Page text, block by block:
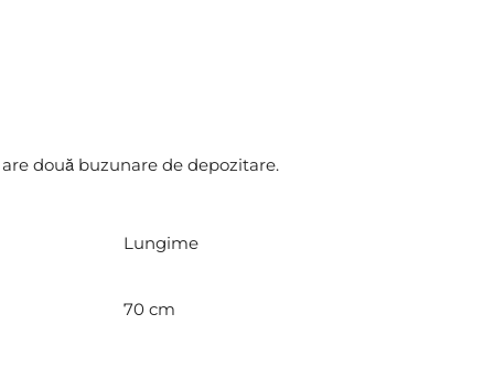
două buzunare de depozitare.
Lungime
70 cm